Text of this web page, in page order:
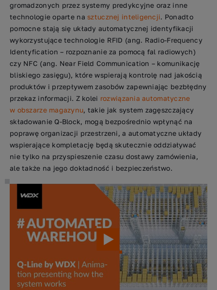
gromadzonych przez systemy predykcyjne oraz inne
technologie oparte nasztucznej inteligencji. Ponadto
pomocne stają się układy automatycznej identyfikacji
wykorzystujące technologie RFID (ang. Radio-Frequency
Identyfication – rozpoznanie za pomocą fal radiowych)
czy NFC (ang. Near Field Communication – komunikację
bliskiego zasięgu), które wspierają kontrolę nad jakością
produktów i przepływem zasobów zapewniając bezbłędny
przekaz informacji. Z kolei rozwiązania automatyczne
w obszarze magazynu, takie jak system zagęszczający
składowanie Q-Block, mogą bezpośrednio wpłynąć na
poprawę organizacji przestrzeni, a automatyczne układy
wspierające kompletację będą skutecznie oddziaływać
nie tylko na przyspieszenie czasu dostawy zamówienia,
ale także na jego dokładność i bezpieczeństwo.
Działanie systemu składowania Q-Block w przestrzeni
automatycznego magazynu.